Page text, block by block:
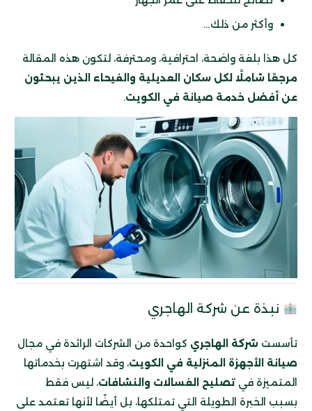
وأكثر من ذلك…
كل هذا بلغة واضحة، احترافية، ومحترفة، لتكون هذه المقالة
مرجعًا شاملًا لكل سكان العديلية والفيحاء الذين يبحثون
عن أفضل خدمة صيانة في الكويت.
نبذة عن شركة الهاجري
تأسست شركة الهاجري كواحدة من الشركات الرائدة في مجال
صيانة الأجهزة المنزلية في الكويت، وقد اشتهرت بخدماتها
المتميزة في تصليح الغسالات والنشافات، ليس فقط
بسبب الخبرة الطويلة التي تمتلكها، بل أيضًا لأنها تعتمد على